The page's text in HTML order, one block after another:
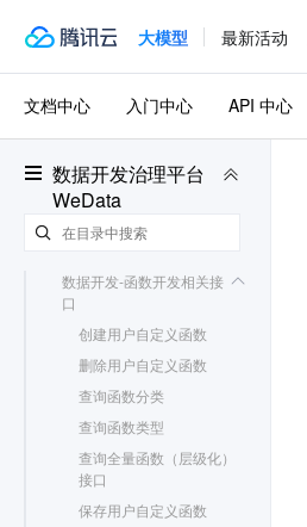
大模型 最新活动
数据开发治理平台
WeData
数据开发相关接口
数据开发-编排空间任务相
相关接口
数据开发-编排空间文件夹
相关接口
数据开发-开发空间相关接
数据开发-函数开发相关接
口
创建用户自定义函数
删除用户自定义函数
查询函数分类
查询函数类型
查询全量函数（层级化）
接口
保存用户自定义函数
文档中心 入门中心 API 中心